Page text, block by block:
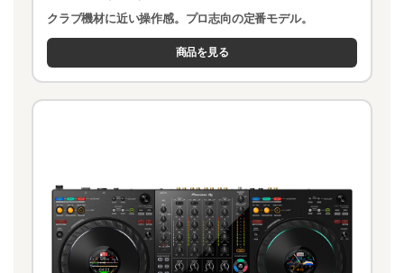
クラブ機材に近い操作感。プロ志向の定番モデル。
商品を見る